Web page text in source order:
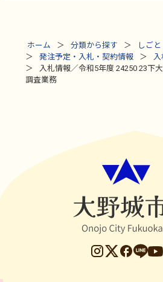
ホーム
分類から探す しご
発注予定・入札・契約情報
入札情報／令和5年度 24250 23下
調査業務